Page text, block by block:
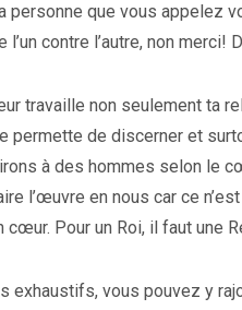
personne que vous appelez
contre l’autre, non merci!
travaille non seulement ta
permette de discerner et
à des hommes selon le
l’œuvre en nous car ce
Pour un Roi, il faut une
exhaustifs, vous pouvez y